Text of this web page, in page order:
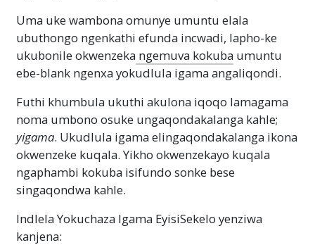
Uma uke wambona omunye umuntu elala
ubuthongo ngenkathi efunda incwadi, lapho-ke
ukubonile okwenzeka ngemuva kokuba umuntu
ebe-blank ngenxa yokudlula igama angaliqondi.
Futhi khumbula ukuthi akulona iqoqo lamagama
noma umbono osuke ungaqondakalanga kahle;
yigama. Ukudlula igama elingaqondakalanga ikona
okwenzeke kuqala. Yikho okwenzekayo kuqala
ngaphambi kokuba isifundo sonke bese
singaqondwa kahle.
Indlela Yokuchaza Igama EyisiSekelo yenziwa
kanjena: